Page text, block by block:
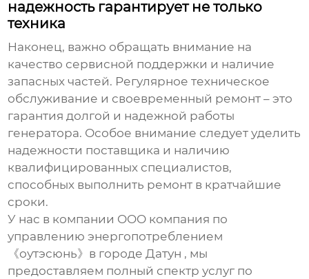
надежность гарантирует не только
техника
Наконец, важно обращать внимание на
качество сервисной поддержки и наличие
запасных частей. Регулярное техническое
обслуживание и своевременный ремонт – это
гарантия долгой и надежной работы
генератора. Особое внимание следует уделить
надежности поставщика и наличию
квалифицированных специалистов,
способных выполнить ремонт в кратчайшие
сроки.
У нас в компании OOO компания по
управлению энергопотреблением
《оутэсюнь》в городе Датун , мы
предоставляем полный спектр услуг по